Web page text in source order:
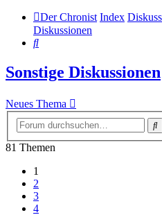
Der Chronist Index
Diskussionen
Suche
Sonstige Diskussionen
Neues Thema
81 Themen
1
2
3
4